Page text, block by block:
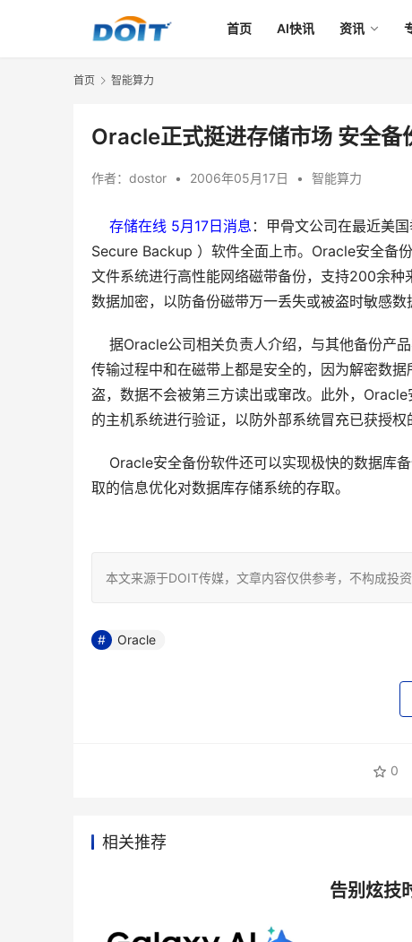
首页 AI快讯 资讯
首页 智能算力
Oracle正式挺进存储市场 安全备
作者： dostor • 2006年05月17日 • 智能算力
存储在线 5月17日消息 ：甲骨文公司在最近美
Secure Backup ）软件全面上市。Oracle安全备
文件系统进行高性能网络磁带备份，支持200余
数据加密，以防备份磁带万一丢失或被盗时敏感数
据Oracle公司相关负责人介绍，与其他备份产
传输过程中和在磁带上都是安全的，因为解密数
盗，数据不会被第三方读出或窜改。此外，
的主机系统进行验证，以防外部系统冒充已获授权
Oracle安全备份软件还可以实现极快的数据库
取的信息优化对数据库存储系统的存取。
本文来源于DOIT传媒，文章内容仅供参考，不构成投资
Oracle
0
相关推荐
告别炫技